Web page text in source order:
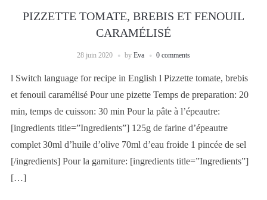
PIZZETTE TOMATE, BREBIS ET FENOUIL
CARAMÉLISÉ
28 juin 2020 by Eva 0 comments
l Switch language for recipe in English l Pizzette tomate, brebis
et fenouil caramélisé Pour une pizette Temps de preparation: 20
min, temps de cuisson: 30 min Pour la pâte à l’épeautre:
[ingredients title=”Ingredients”] 125g de farine d’épeautre
complet 30ml d’huile d’olive 70ml d’eau froide 1 pincée de sel
[/ingredients] Pour la garniture: [ingredients title=”Ingredients”]
[…]